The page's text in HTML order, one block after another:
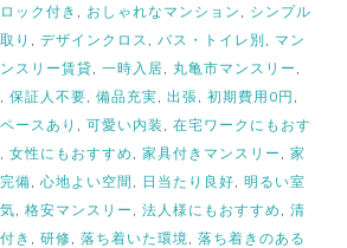
ック付き おしゃれなマンション
シンプル
り デザインクロス バス・トイレ別
マン
スリー賃貸 一時入居 丸亀市マンスリー
保証人不要 備品充実 出張 初期費用0円
ースあり 可愛い内装
在宅ワークにもおす
女性にもおすすめ 家具付きマンスリー
家
備 心地よい空間 日当たり良好 明るい室
格安マンスリー 法人様にもおすすめ
清
き 研修 落ち着いた環境
落ち着きのある